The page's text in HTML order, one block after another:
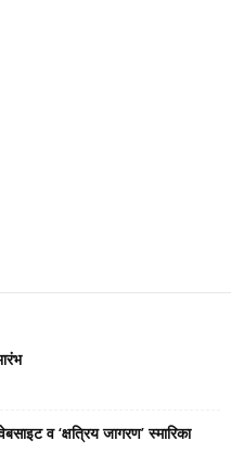
व ‘क्षत्रिय जागरण’ स्मारिका